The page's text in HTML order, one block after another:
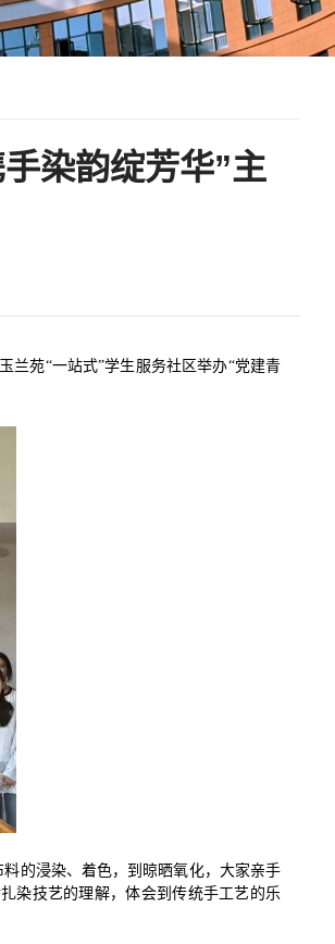
染韵绽芳华”主
兰苑“一站式”学生服务社区举办“党建青
的浸染、着色，到晾晒氧化，大家亲手
染技艺的理解，体会到传统手工艺的乐